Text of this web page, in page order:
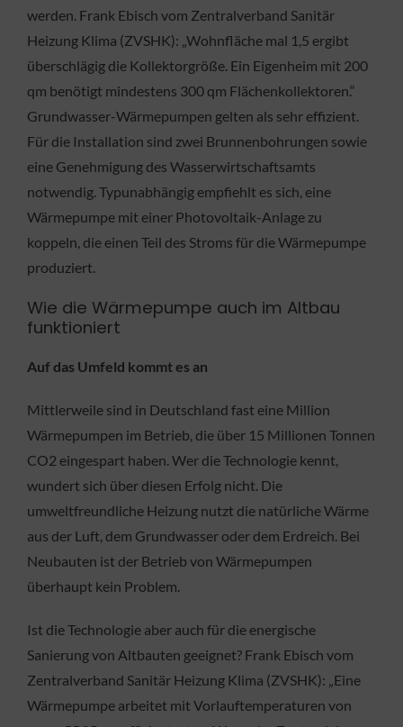
werden. Frank Ebisch vom Zentralverband Sanitär
Heizung Klima (ZVSHK): „Wohnfläche mal 1,5 ergibt
überschlägig die Kollektorgröße. Ein Eigenheim mit 200
qm benötigt mindestens 300 qm Flächenkollektoren.“
Grundwasser-Wärmepumpen gelten als sehr effizient.
Für die Installation sind zwei Brunnenbohrungen sowie
eine Genehmigung des Wasserwirtschaftsamts
notwendig. Typunabhängig empfiehlt es sich, eine
Wärmepumpe mit einer Photovoltaik-Anlage zu
koppeln, die einen Teil des Stroms für die Wärmepumpe
produziert.
Wie die Wärmepumpe auch im Altbau
funktioniert
Auf das Umfeld kommt es an
Mittlerweile sind in Deutschland fast eine Million
Wärmepumpen im Betrieb, die über 15 Millionen Tonnen
CO2 eingespart haben. Wer die Technologie kennt,
wundert sich über diesen Erfolg nicht. Die
umweltfreundliche Heizung nutzt die natürliche Wärme
aus der Luft, dem Grundwasser oder dem Erdreich. Bei
Neubauten ist der Betrieb von Wärmepumpen
überhaupt kein Problem.
Ist die Technologie aber auch für die energische
Sanierung von Altbauten geeignet? Frank Ebisch vom
Zentralverband Sanitär Heizung Klima (ZVSHK): „Eine
Wärmepumpe arbeitet mit Vorlauftemperaturen von